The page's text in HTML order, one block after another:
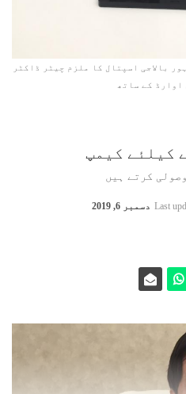
بالاجی اسپتال کا ملزم چیٹر ڈاکٹر
اوارڈ کے ساتھ
کیلئے کیمپ
کرتے ہیں
Last دسمبر 6, 2019